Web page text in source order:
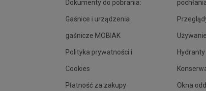
Dokumenty do pobrania:
Gaśnice i urządzenia
gaśnicze MOBIAK
Polityka prywatności i
Cookies
Płatność za zakupy Okna